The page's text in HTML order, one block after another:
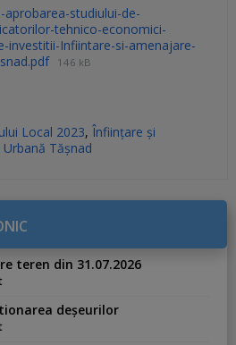
aprobarea-studiului-de-
tehnico-economici-
investitii-Infiintare-si-amenajare-
146 kB
Local 2023, Înființare și
Tășnad
teren din 31.07.2026
deșeurilor